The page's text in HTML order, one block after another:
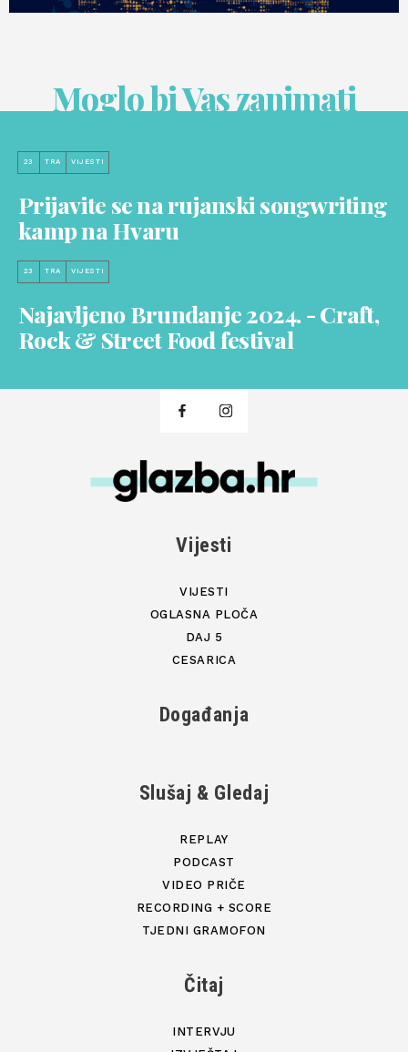
Moglo bi Vas zanimati
23 TRA VIJESTI
Prijavite se na rujanski songwriting
kamp na Hvaru
23 TRA VIJESTI
Najavljeno Brundanje 2024. - Craft,
Rock & Street Food festival
Vijesti
VIJESTI
OGLASNA PLOČA
DAJ 5
CESARICA
Događanja
Slušaj & Gledaj
REPLAY
PODCAST
VIDEO PRIČE
RECORDING + SCORE
TJEDNI GRAMOFON
Čitaj
INTERVJU